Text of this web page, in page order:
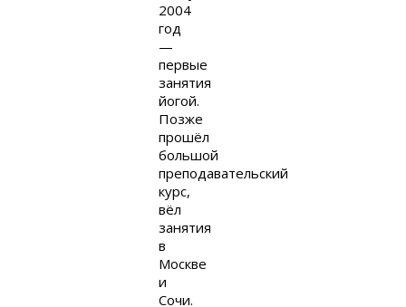
2004
год
—
первые
занятия
йогой.
Позже
прошёл
большой
преподавательский
курс,
вёл
занятия
в
Москве
и
Сочи.